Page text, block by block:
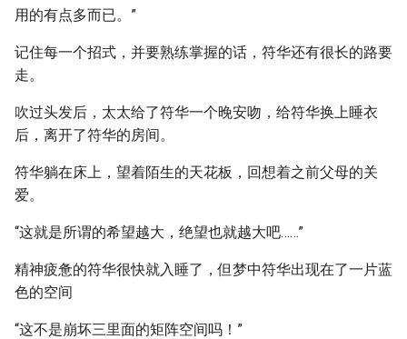
用的有点多而已。”
记住每一个招式，并要熟练掌握的话，符华还有很长的路要
走。
吹过头发后，太太给了符华一个晚安吻，给符华换上睡衣
后，离开了符华的房间。
符华躺在床上，望着陌生的天花板，回想着之前父母的关
爱。
“这就是所谓的希望越大，绝望也就越大吧……”
精神疲惫的符华很快就入睡了，但梦中符华出现在了一片蓝
色的空间
“这不是崩坏三里面的矩阵空间吗！”